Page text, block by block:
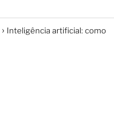
Inteligência artificial: como